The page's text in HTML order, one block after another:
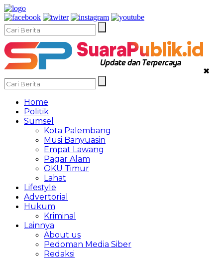
✖
Home
Politik
Sumsel
Kota Palembang
Musi Banyuasin
Empat Lawang
Pagar Alam
OKU Timur
Lahat
Lifestyle
Advertorial
Hukum
Kriminal
Lainnya
About us
Pedoman Media Siber
Redaksi